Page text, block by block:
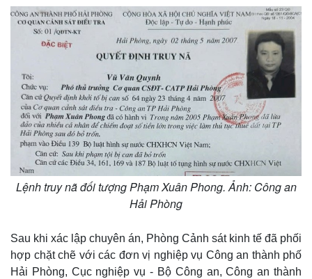
Lệnh truy nã đối tượng Phạm Xuân Phong. Ảnh: Công an
Hải Phòng
Sau khi xác lập chuyên án, Phòng Cảnh sát kinh tế đã phối
hợp chặt chẽ với các đơn vị nghiệp vụ Công an thành phố
Hải Phòng, Cục nghiệp vụ - Bộ Công an, Công an thành